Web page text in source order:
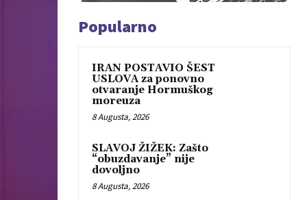
Popularno
IRAN POSTAVIO ŠEST
USLOVA za ponovno
otvaranje Hormuškog
moreuza
8 Augusta, 2026
SLAVOJ ŽIŽEK: Zašto
“obuzdavanje” nije
dovoljno
8 Augusta, 2026